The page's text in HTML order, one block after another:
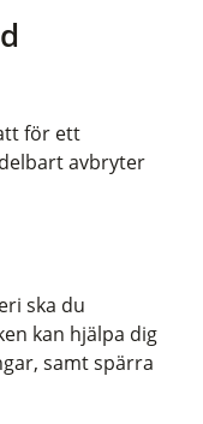
för ett
avbryter
ska du
kan hjälpa dig
samt spärra